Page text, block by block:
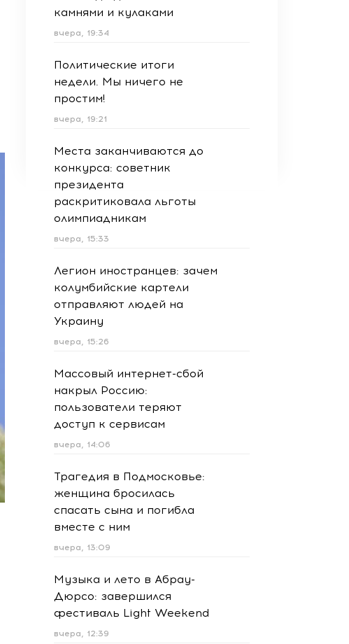
камнями и кулаками
вчера, 19:34
Политические итоги
недели. Мы ничего не
простим!
вчера, 19:21
Места заканчиваются до
конкурса: советник
президента
раскритиковала льготы
олимпиадникам
вчера, 15:33
Легион иностранцев: зачем
колумбийские картели
отправляют людей на
Украину
вчера, 15:26
Массовый интернет-сбой
накрыл Россию:
пользователи теряют
доступ к сервисам
вчера, 14:06
Трагедия в Подмосковье:
женщина бросилась
спасать сына и погибла
вместе с ним
вчера, 13:09
Музыка и лето в Абрау-
Дюрсо: завершился
фестиваль Light Weekend
вчера, 12:39